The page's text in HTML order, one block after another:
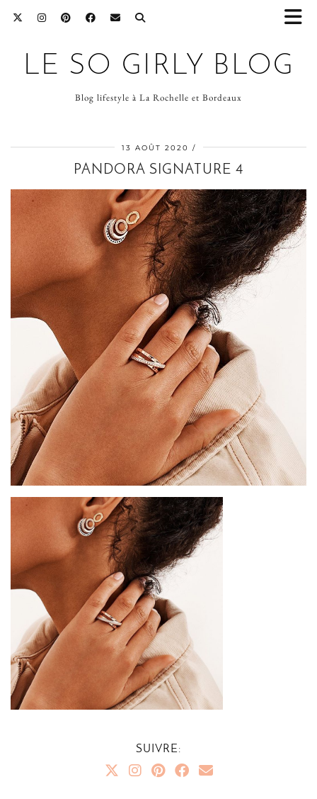
LE SO GIRLY BLOG
Blog lifestyle à La Rochelle et Bordeaux
13 AOÛT 2020
PANDORA SIGNATURE 4
SUIVRE: